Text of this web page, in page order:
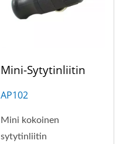
Mini-Sytytinliitin
AP102
Mini kokoinen
sytytinliitin